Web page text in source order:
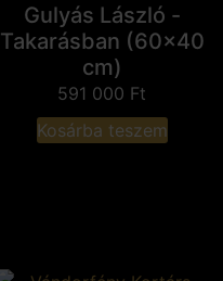
Gulyás László -
Takarásban (60x40
cm)
591 000 Ft
Kosárba teszem